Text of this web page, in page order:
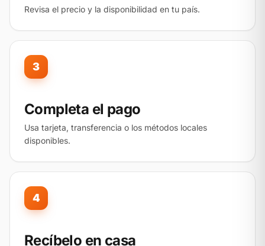
Revisa el precio y la disponibilidad en tu país.
3
Completa el pago
Usa tarjeta, transferencia o los métodos locales
disponibles.
4
Recíbelo en casa